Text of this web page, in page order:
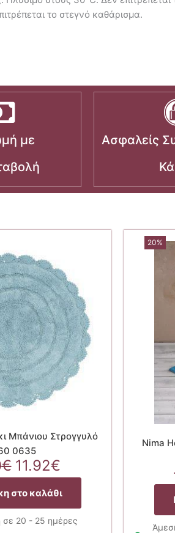
το στεγνό καθάρισμα.
με
Ασφαλείς
Μπάνιου Στρογγυλό
0635
€ Original
price
was:
14.90€.
11.92€Η
τρέχουσα
τιμή
είναι:
11.92€.
στο καλάθι
20 - 25 ημέρες
20%
Nima